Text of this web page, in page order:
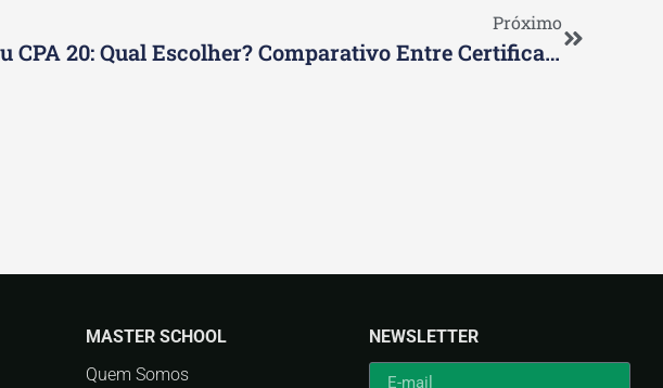
Próximo
CEA Ou CPA 20: Qual Escolher? Comparativo Entre Certificações
MASTER SCHOOL
Quem Somos
NEWSLETTER